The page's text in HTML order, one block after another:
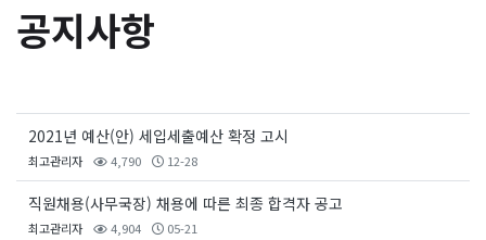
공지사항
2021년 예산(안) 세입세출예산 확정 고시
최고관리자 4,790 12-28
직원채용(사무국장) 채용에 따른 최종 합격자 공고
최고관리자 4,904 05-21